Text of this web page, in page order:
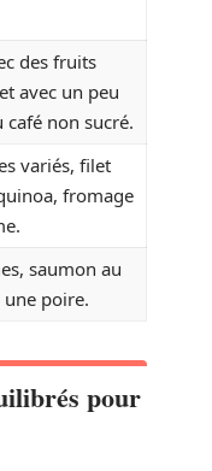
des fruits
avec un peu
non sucré.
variés, filet
fromage
saumon au
poire.
pour